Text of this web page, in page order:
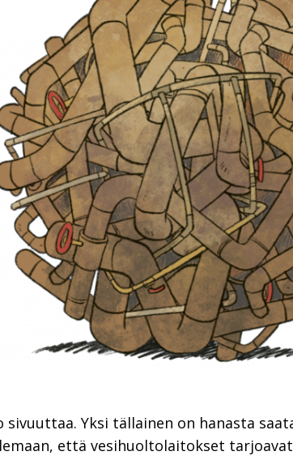
Yksi tällainen on hanasta
että vesihuoltolaitokset